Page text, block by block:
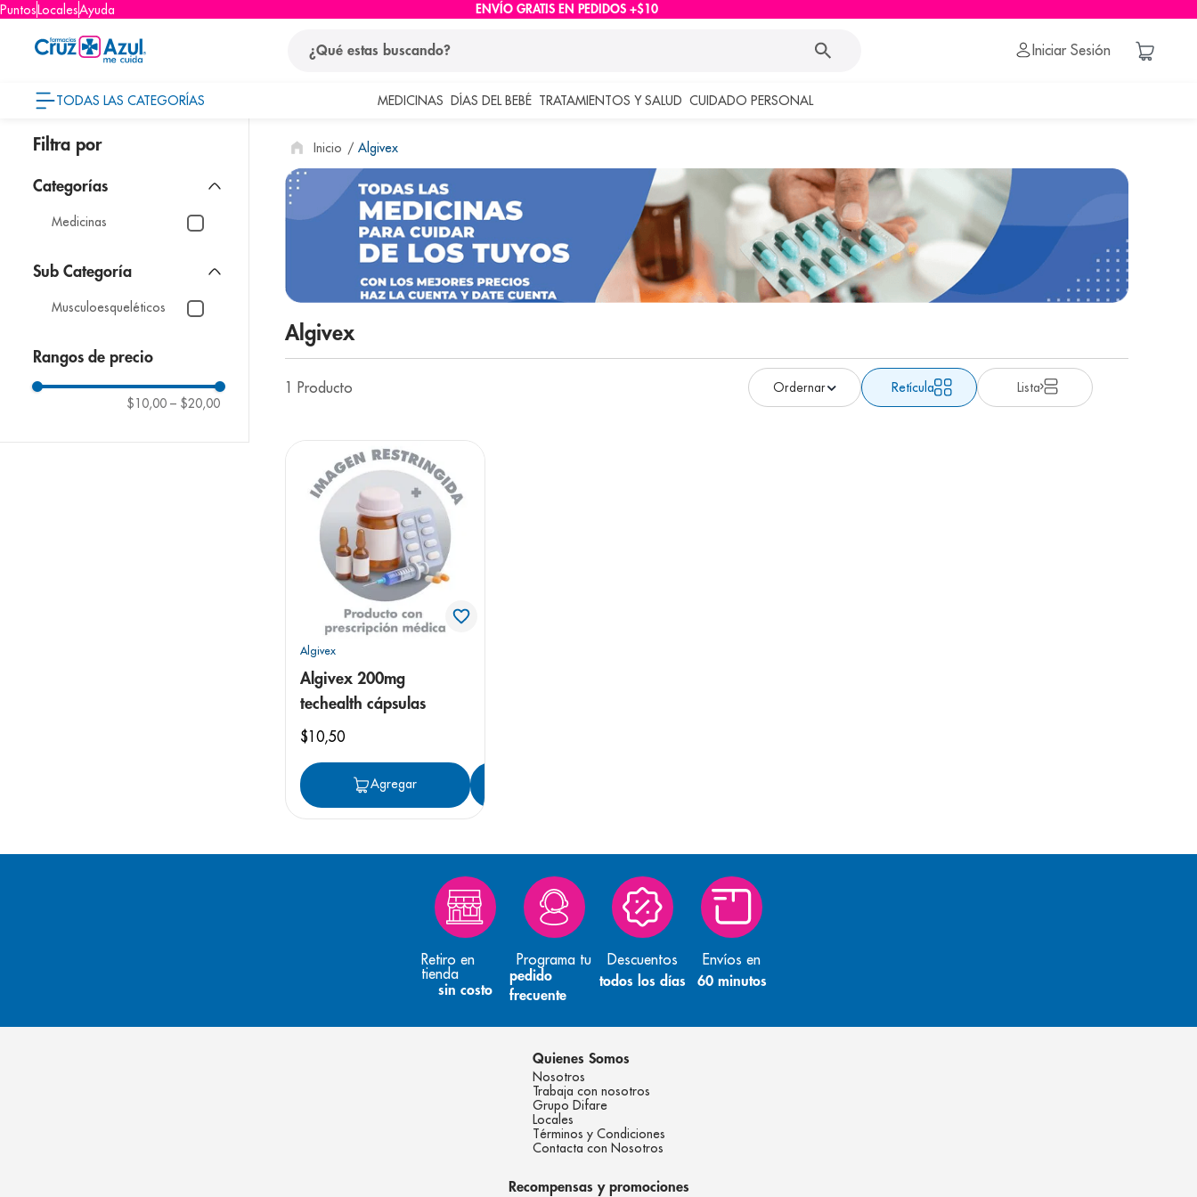
PuntosLocalesAyuda ENVÍO GRATIS EN PEDIDOS +$10
Iniciar Sesión
TODAS LAS CATEGORÍAS MEDICINAS DÍAS DEL BEBÉ TRATAMIENTOS Y SALUD CUIDADO PERSONAL
Medicinas
Musculoesqueléticos
Rangos de precio
$10,00 – $20,00
Algivex
Algivex
1 Producto Retícula Lista
Algivex
Algivex 200mg
techealth cápsulas
$10,50
Agregar
Retiro en
tienda
sin costo
Programa tu
pedido
frecuente
Descuentos
todos los días
Envíos en
60 minutos
Quienes Somos
Nosotros
Trabaja con nosotros
Grupo Difare
Locales
Términos y Condiciones
Contacta con Nosotros
Recompensas y promociones
términos más buscados
1. protector solar
pañales
3 eucerin
cerave
nivea
7. shampoo